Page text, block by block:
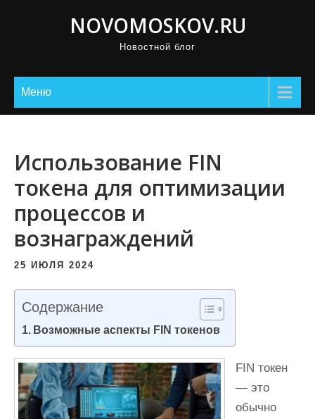
NOVOMOSKOV.RU
Новостной блог
Меню
Использование FIN
токена для оптимизации
процессов и
вознаграждений
25 ИЮЛЯ 2024
Содержание
Возможные аспекты FIN токенов
FIN токен
— это
обычно